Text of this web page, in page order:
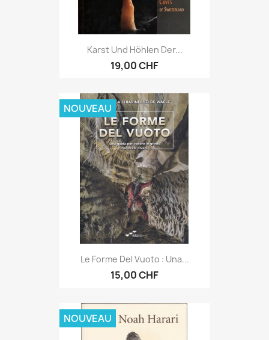
Karst Und Höhlen Der...
19,00 CHF
Le Forme Del Vuoto : Una...
15,00 CHF
NOUVEAU
NOUVEAU